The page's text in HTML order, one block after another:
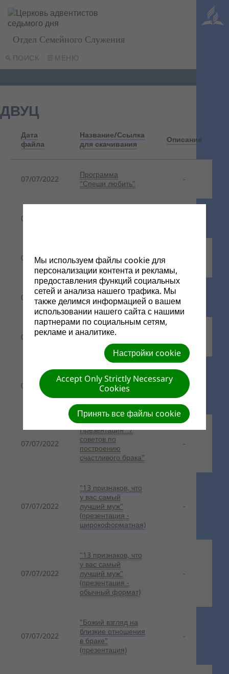
ПОИСК МЕНЮ
Отдел Семейного Служения
ДВУЦ
Дата
файла
Название/Ссылка
для скачивания
Описание
07/07/2022
Программа
"Спеши любить"
-
07/07/2022
07/07/2022
"Молитва за детей"
07/07/2022
Программа на 8
марта
07/07/2022
Программа "День
07/07/2022
Программа для
пожилых: "Когда
деревья были
большими..."
07/07/2022
Презентация "7
советов по
построению
счастливого брака"
-
07/07/2022
"13 признаков, что
у вас самый
лучший муж"
(презентация -
широкоформатная)
-
07/07/2022
"13 признаков, что
у вас самый
лучший муж"
(презентация -
обычный формат)
-
07/07/2022
"Божий взгляд на
близкие отношения
в браке"
(презентация)
-
Мы используем файлы cookie для
персонализации контента и рекламы,
предоставления функций социальных
сетей и анализа нашего трафика. Мы
также делимся информацией о вашем
использовании нашего сайта с нашими
партнерами по социальным сетям,
рекламе и аналитике.
Настройки cookie
Accept Only Strictly Necessary
Cookies
Принять все файлы cookie